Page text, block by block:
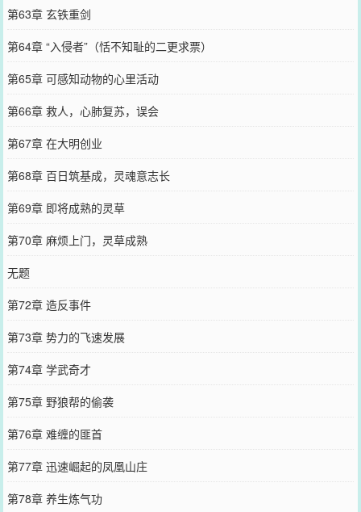
第63章 玄铁重剑
第64章 “入侵者”（恬不知耻的二更求票）
第65章 可感知动物的心里活动
第66章 救人，心肺复苏，误会
第67章 在大明创业
第68章 百日筑基成，灵魂意志长
第69章 即将成熟的灵草
第70章 麻烦上门，灵草成熟
无题
第72章 造反事件
第73章 势力的飞速发展
第74章 学武奇才
第75章 野狼帮的偷袭
第76章 难缠的匪首
第77章 迅速崛起的凤凰山庄
第78章 养生炼气功